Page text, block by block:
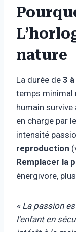
nature
La durée de 3
temps minimal
humain survive
en charge par
intensité
reproduction
Remplacer la
énergivore,
« La passion
l’enfant en